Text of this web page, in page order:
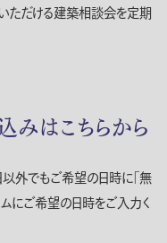
ただける建築相談会を定期
みはこちらから
外でもご希望の日時に「無
にご希望の日時をご入力く